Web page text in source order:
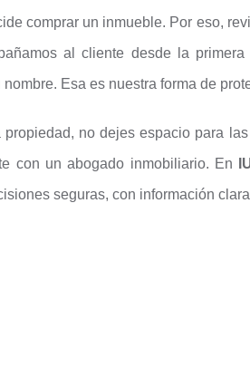
comprar un inmueble. Por eso,
al cliente desde la
Esa es nuestra forma de
no dejes espacio para
con un abogado inmobiliario. En
seguras, con información